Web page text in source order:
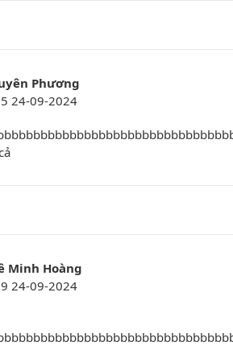
Phương
24-09-2024
Minh Hoàng
24-09-2024